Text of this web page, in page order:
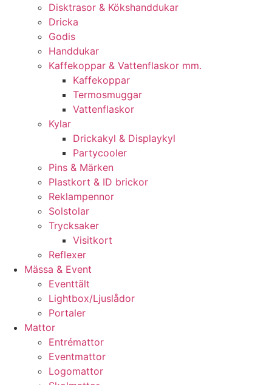
Disktrasor & Kökshanddukar
Dricka
Godis
Handdukar
Kaffekoppar & Vattenflaskor mm.
Kaffekoppar
Termosmuggar
Vattenflaskor
Kylar
Drickakyl & Displaykyl
Partycooler
Pins & Märken
Plastkort & ID brickor
Reklampennor
Solstolar
Trycksaker
Visitkort
Reflexer
Mässa & Event
Eventtält
Lightbox/Ljuslådor
Portaler
Mattor
Entrémattor
Eventmattor
Logomattor